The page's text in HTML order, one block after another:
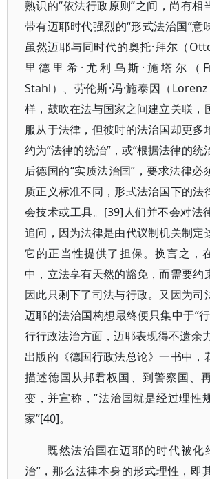
熟识的“依法行政原则”之间，尚有相
带有迈耶时代强烈的“形式法治国”意
虽然迈耶与同时代的奥托·拜尔（
里德里希·尤利乌斯·施塔尔（
Stahl）、劳伦斯·冯·施泰因（
样，鼓吹在法与国家之间建立关联，
服从于法律，但彼时的法治国却更多
约为“法律的统治”，或“根据法律的统
后德国的“实质法治国”，要求法律必
质正义标准不同，形式法治国下的法
会技术或工具。[39]人们并不会对法
追问，因为法律是由代议制机关制定
它的正当性提供了担保。换言之，
中，立法享有天然的豁免，而需要约
因此只剩下了司法与行政。又因为司
迈耶的法治国构想最终便只集中于“
行行政法治方面，迈耶表现得不遗余
出版的《德国行政法总论》一书中，
描述德国从邦君权国、到警察国、
变，并宣称，“法治国就是经过理性
家”[40]。
既然法治国在迈耶的时代被化
治”，那么法律本身的形式理性，即